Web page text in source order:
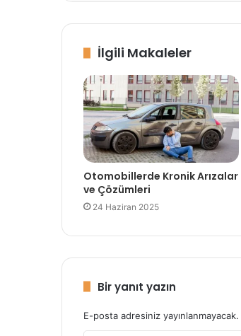
İlgili Makaleler
Otomobillerde Kronik Arızalar
ve Çözümleri
24 Haziran 2025
Bir yanıt yazın
E-posta adresiniz yayınlanmayacak.